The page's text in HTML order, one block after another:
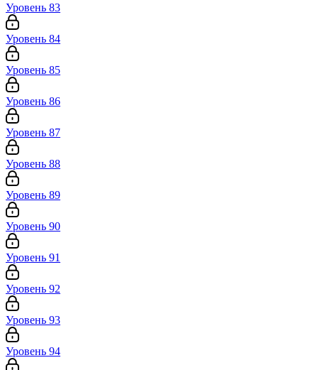
Уровень 83
Уровень 84
Уровень 85
Уровень 86
Уровень 87
Уровень 88
Уровень 89
Уровень 90
Уровень 91
Уровень 92
Уровень 93
Уровень 94